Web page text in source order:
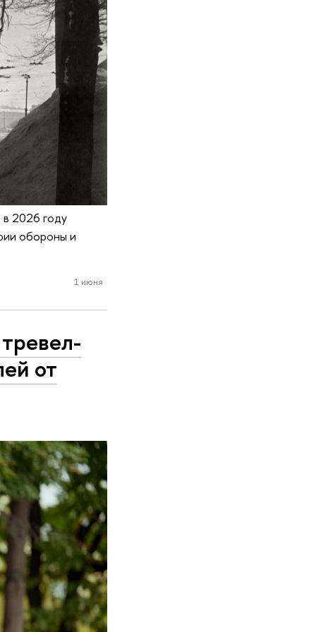
2026 году
обороны и
1 июня
от